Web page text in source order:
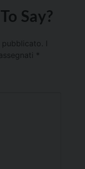
Say?
pubblicato.
*